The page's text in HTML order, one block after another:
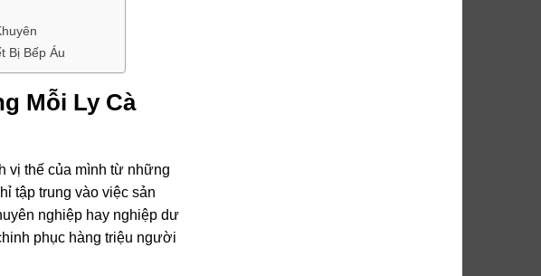
Bị Bếp Áu
Mỗi Ly Cà
vị thế của mình từ những
tập trung vào việc sản
nghiệp hay nghiệp dư
phục hàng triệu người